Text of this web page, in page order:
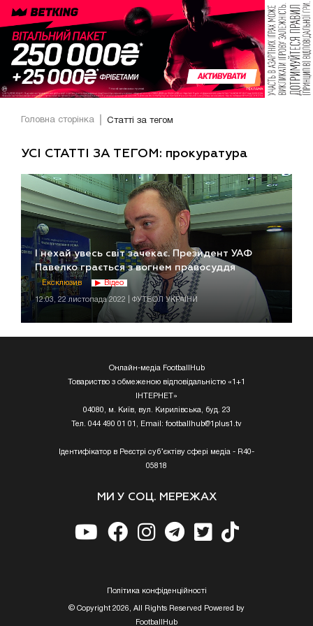
Головна сторінка Статті за тегом
УСІ СТАТТІ ЗА ТЕГОМ: прокуратура
І нехай увесь світ зачекає. Президент УАФ
Павелко грається з вогнем правосуддя
Ексклюзив Відео
12:03, 22 листопада 2022 | ФУТБОЛ УКРАЇНИ
Онлайн-медіа FootballHub
Товариство з обмеженою відповідальністю «1+1
ІНТЕРНЕТ»
04080, м. Київ, вул. Кирилівська, буд. 23
Тел. 044 490 01 01, Email: footballhub@1plus1.tv
Ідентифікатор в Реєстрі суб’єктіву сфері медіа - R40-
05818
МИ У СОЦ. МЕРЕЖАХ
Полiтика конфiденцiйностi
© Copyright 2026, All Rights Reserved Powered by
FootballHub